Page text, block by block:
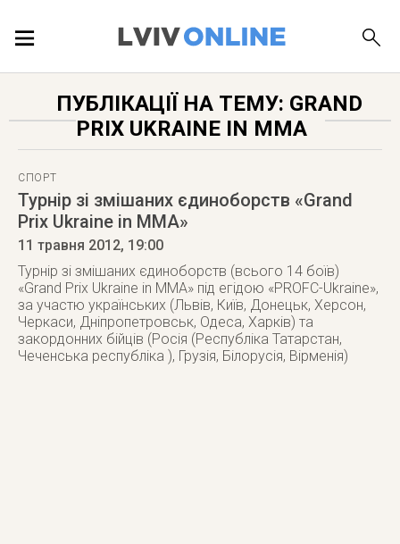
ЛОКАЦІЇ
ПУБЛІКАЦІЇ
ДОВІДКА
ПУБЛІКАЦІЇ НА ТЕМУ: GRAND
PRIX UKRAINE IN MMA
СПОРТ
Турнір зі змішаних єдиноборств «Grand
Prix Ukraine in MMA»
11 травня 2012, 19:00
Турнір зі змішаних єдиноборств (всього 14 боїв)
«Grand Prix Ukraine in MMA» під егідою «PROFC-Ukraine»,
за участю українських (Львів, Київ, Донецьк, Херсон,
Черкаси, Дніпропетровськ, Одеса, Харків) та
закордонних бійців (Росія (Республіка Татарстан,
Чеченська республіка ), Грузія, Білорусія, Вірменія)